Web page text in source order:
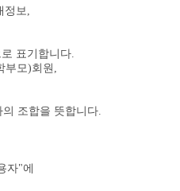
정보,
표기합니다.
부모)회원,
조합을 뜻합니다.
자"에